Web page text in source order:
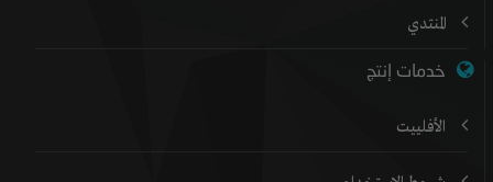
المنتدي
خدمات إنتج
الأفلييت